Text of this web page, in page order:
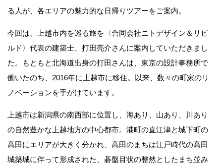
る人が、各エリアの魅力的な日帰りツアーをご案内。
今回は、上越市内を巡る旅を〈合同会社ニトデザイン＆リビ
ルド〉代表の建築士、打田亮介さんに案内していただきまし
た。もともと北海道出身の打田さんは、東京の設計事務所で
働いたのち、2016年に上越市に移住。以来、数々の町家のリ
ノベーションを手がけています。
上越市は新潟県の南西部に位置し、海あり、山あり、川あり
の自然豊かな上越地方の中心都市。港町の直江津と城下町の
高田にエリアが大きく分かれ、高田のまちは江戸時代の高田
城築城に伴って形成された、碁盤目状の整然としたまち並み